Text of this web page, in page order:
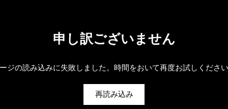
申し訳ございません
ジの読み込みに失敗しました。時間をおいて再度お試しくださ
再読み込み